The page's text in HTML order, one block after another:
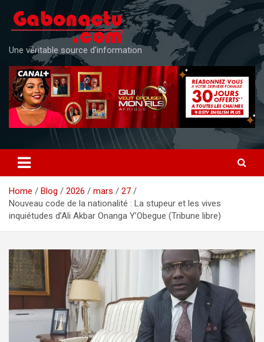
content
Une véritable source d'information
Home Blog 2026 mars
27
Nouveau code de la nationalité : La stupeur et les vives
inquiétudes d’Ali Akbar Onanga Y’Obegue (Tribune libre)